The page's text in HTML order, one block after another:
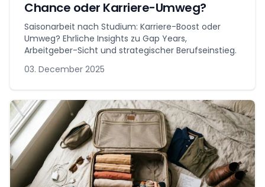
Chance oder Karriere-Umweg?
Saisonarbeit nach Studium: Karriere-Boost oder
Umweg? Ehrliche Insights zu Gap Years,
Arbeitgeber-Sicht und strategischer Berufseinstieg.
03. December 2025